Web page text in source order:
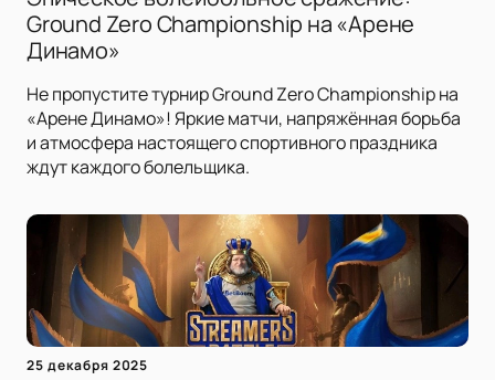
Ground Zero Championship на «Арене
Динамо»
Не пропустите турнир Ground Zero Championship на
«Арене Динамо»! Яркие матчи, напряжённая борьба
и атмосфера настоящего спортивного праздника
ждут каждого болельщика.
25 декабря 2025